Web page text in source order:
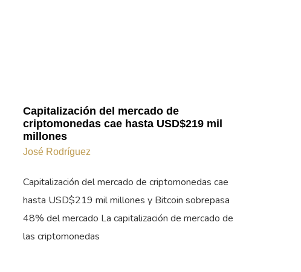
Capitalización del mercado de
criptomonedas cae hasta USD$219 mil
millones
José Rodríguez
Capitalización del mercado de criptomonedas cae
hasta USD$219 mil millones y Bitcoin sobrepasa
48% del mercado La capitalización de mercado de
las criptomonedas